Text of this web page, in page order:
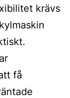
krävs
få